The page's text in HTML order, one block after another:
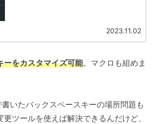
2023.11.02
ーをカスタマイズ可能。マクロも組めま
いたバックスペースキーの場所問題も
更ツールを使えば解決できるんだけど、